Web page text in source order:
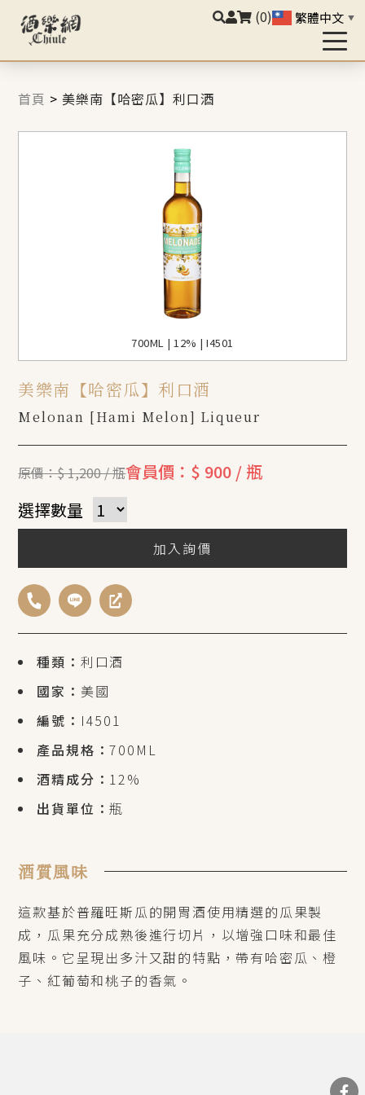
(0) 繁體中文 ▼
首頁 > 美樂南【哈密瓜】利口酒
700ML | 12% | I4501
美樂南【哈密瓜】利口酒
Melonan [Hami Melon] Liqueur
種類： 利口酒
國家： 美國
編號： I4501
產品規格：700ML
酒精成分： 12%
出貨單位：瓶
原價：$ 1,200 / 瓶會員價：$ 900 / 瓶
選擇數量
加入詢價
酒質風味
這款基於普羅旺斯瓜的開胃酒使用精選的瓜果製
成，瓜果充分成熟後進行切片，以增強口味和最佳
風味。它呈現出多汁又甜的特點，帶有哈密瓜、橙
子、紅葡萄和桃子的香氣。